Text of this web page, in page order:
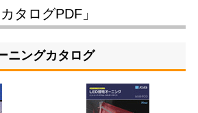
タログPDF」
ニングカタログ